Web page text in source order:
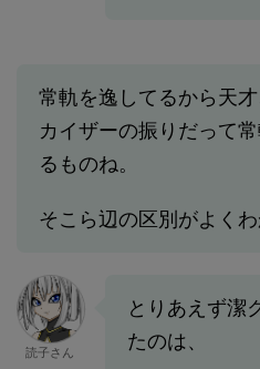
常軌を逸してるから天
カイザーの振りだって
るものね。
そこら辺の区別がよくわ
読子さん
とりあえず潔
たのは、